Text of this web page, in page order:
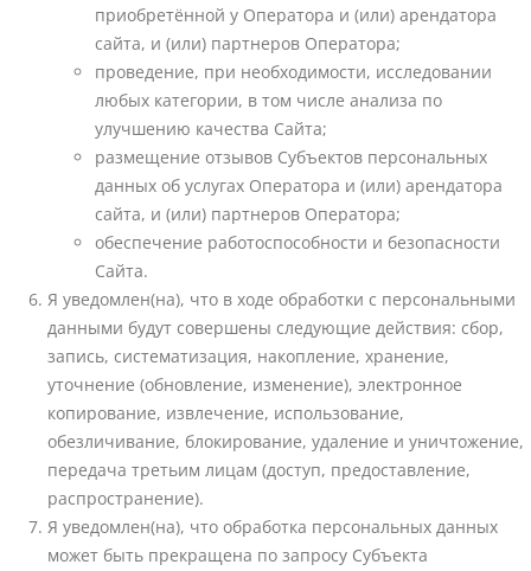
приобретённой у Оператора и (или) арендатора
сайта, и (или) партнеров Оператора;
проведение, при необходимости, исследовании
любых категории, в том числе анализа по
улучшению качества Сайта;
размещение отзывов Субъектов персональных
данных об услугах Оператора и (или) арендатора
сайта, и (или) партнеров Оператора;
обеспечение работоспособности и безопасности
Сайта.
Я уведомлен(на), что в ходе обработки с персональными
данными будут совершены следующие действия: сбор,
запись, систематизация, накопление, хранение,
уточнение (обновление, изменение), электронное
копирование, извлечение, использование,
обезличивание, блокирование, удаление и уничтожение,
передача третьим лицам (доступ, предоставление,
распространение).
Я уведомлен(на), что обработка персональных данных
может быть прекращена по запросу Субъекта